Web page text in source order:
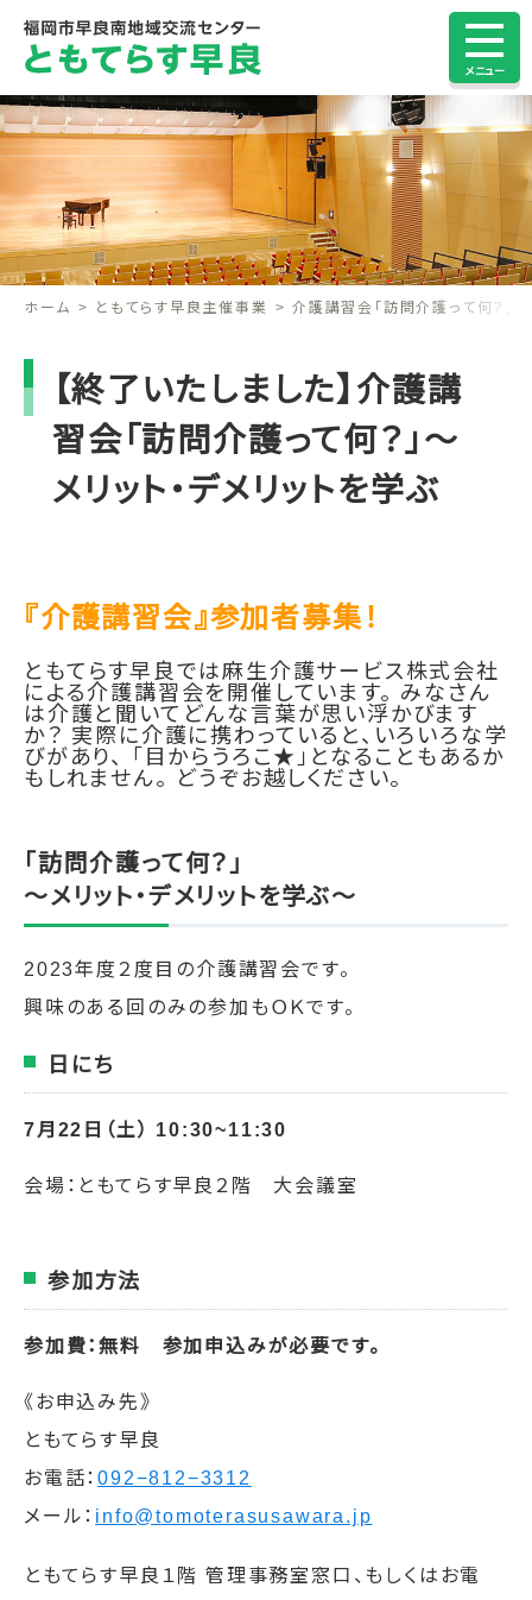
メニュー
ホーム ともてらす早良主催事業 介護講習会「訪問介護って何？」～
【終了いたしました】介護講
習会「訪問介護って何？」～
メリット・デメリットを学ぶ
『介護講習会』参加者募集！
ともてらす早良では麻生介護サービス株式会社
による介護講習会を開催しています。 みなさん
は介護と聞いてどんな言葉が思い浮かびます
か？ 実際に介護に携わっていると、いろいろな学
びがあり、 「目からうろこ★」となることもあるか
もしれません。 どうぞお越しください。
「訪問介護って何？」
～メリット・デメリットを学ぶ～
2023年度２度目の介護講習会です。
興味のある回のみの参加もＯＫです。
日にち
7月22日（土） 10:30~11:30
会場：ともてらす早良２階 大会議室
参加方法
参加費：無料 参加申込みが必要です。
《お申込み先》
ともてらす早良
お電話：092−812−3312
メール： info@tomoterasusawara.jp
ともてらす早良１階 管理事務室窓口、もしくはお電